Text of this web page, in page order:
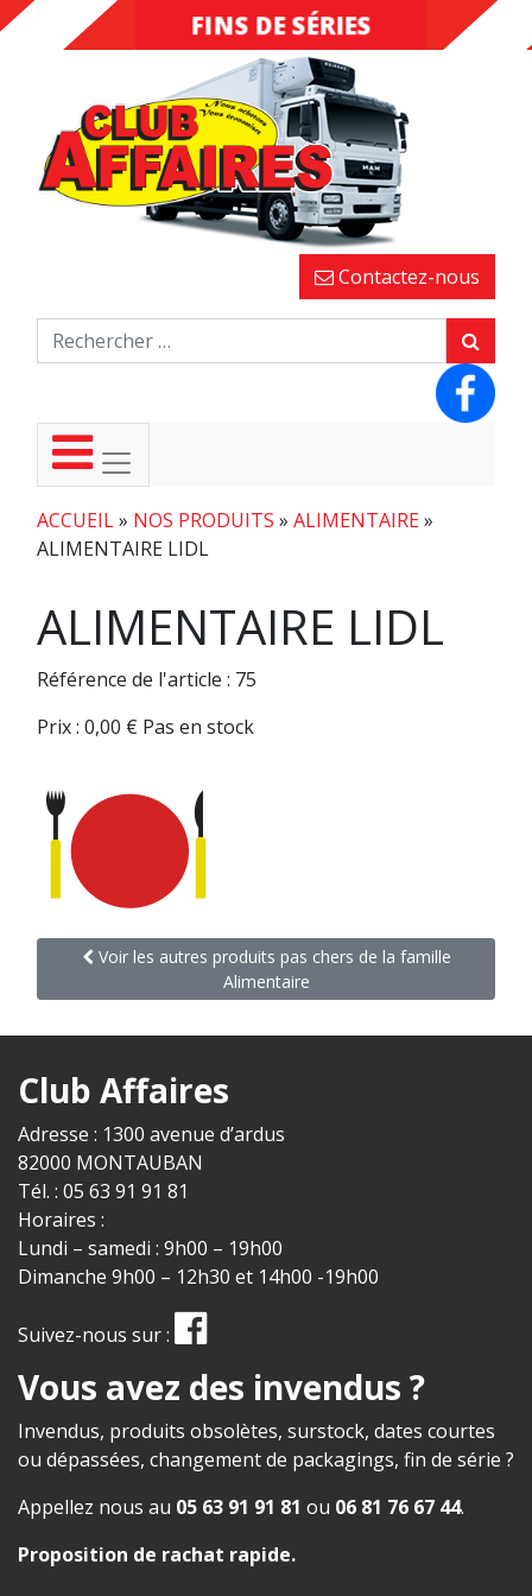
DESTOCKAGE
FINS DE SÉRIES
Contactez-nous
ACCUEIL» NOS PRODUITS » ALIMENTAIRE»
ALIMENTAIRE LIDL
ALIMENTAIRE LIDL
Référence de l'article : 75
Prix : 0,00 € Pas en stock
Voir les autres produits pas chers de la famille
Alimentaire
Club Affaires
Adresse : 1300 avenue d’ardus
82000 MONTAUBAN
Tél. : 05 63 91 91 81
Horaires :
Lundi – samedi : 9h00 – 19h00
Dimanche 9h00 – 12h30 et 14h00 -19h00
Suivez-nous sur :
Vous avez des invendus ?
Invendus, produits obsolètes, surstock, dates courtes
ou dépassées, changement de packagings, fin de série ?
Appellez nous au 05 63 91 91 81 ou 06 81 76 67 44.
Proposition de rachat rapide.